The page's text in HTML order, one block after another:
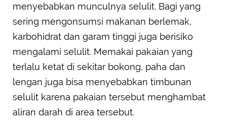
menyebabkan munculnya selulit. Bagi yang
sering mengonsumsi makanan berlemak,
karbohidrat dan garam tinggi juga berisiko
mengalami selulit. Memakai pakaian yang
terlalu ketat di sekitar bokong, paha dan
lengan juga bisa menyebabkan timbunan
selulit karena pakaian tersebut menghambat
aliran darah di area tersebut.